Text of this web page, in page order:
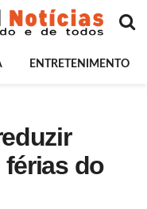
ENTRETENIMENTO
férias do